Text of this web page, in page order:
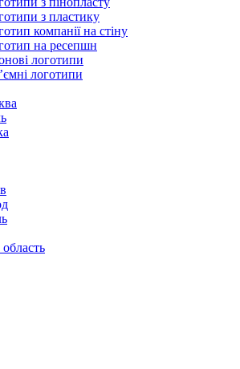
з пластику
компанії на стіну
на ресепшн
логотипи
логотипи